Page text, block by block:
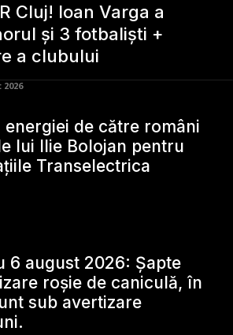
Cluj! Ioan Varga a
și 3 fotbaliști +
a clubului
de către români
lui Ilie Bolojan pentru
Transelectrica
6 august 2026: Șapte
roșie de caniculă, în
sub avertizare